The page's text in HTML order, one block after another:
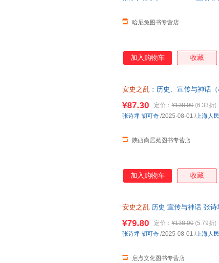
哈尼兔图书专营店
加入购物车 收藏
安史之乱 ：历史、宣传与神话
¥87.30 定价： ¥138.00 (6.33折)
陕西尚居苑图书专营店
张诗坪 胡可奇 /2025-08-01 /上海人
加入购物车 收藏
安史之乱 历史 宣传与神话 张
¥79.80 定价： ¥138.00 (5.79折)
启点文化图书专营店
张诗坪 胡可奇 /2025-08-01 /上海人